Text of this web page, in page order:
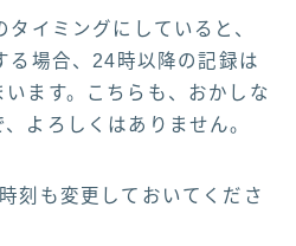
イミングにしていると、
る場合、24時以降の記録は
ます。こちらも、おかしな
よろしくはありません。
刻も変更しておいてくださ